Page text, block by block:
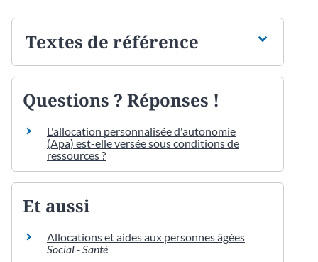
Textes de référence
Questions ? Réponses !
L'allocation personnalisée d'autonomie
(Apa) est-elle versée sous conditions de
ressources ?
Et aussi
Allocations et aides aux personnes âgées
Social - Santé